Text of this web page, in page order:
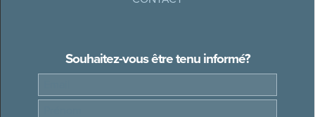
Souhaitez-vous être tenu informé?